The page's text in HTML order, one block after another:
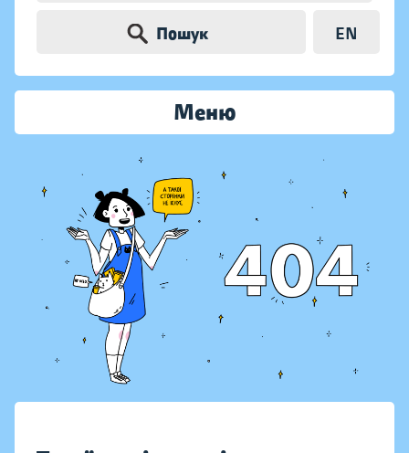
Пошук EN
Меню